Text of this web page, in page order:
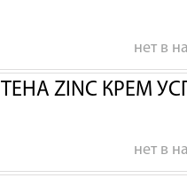
нет в
ТЕНА ZINC КРЕМ
нет в